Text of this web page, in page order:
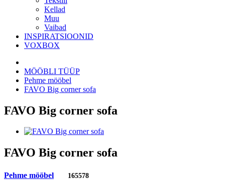
Kellad
Muu
Vaibad
INSPIRATSIOONID
VOXBOX
MÖÖBLI TÜÜP
Pehme mööbel
FAVO Big corner sofa
FAVO Big corner sofa
FAVO Big corner sofa
Pehme mööbel 165578